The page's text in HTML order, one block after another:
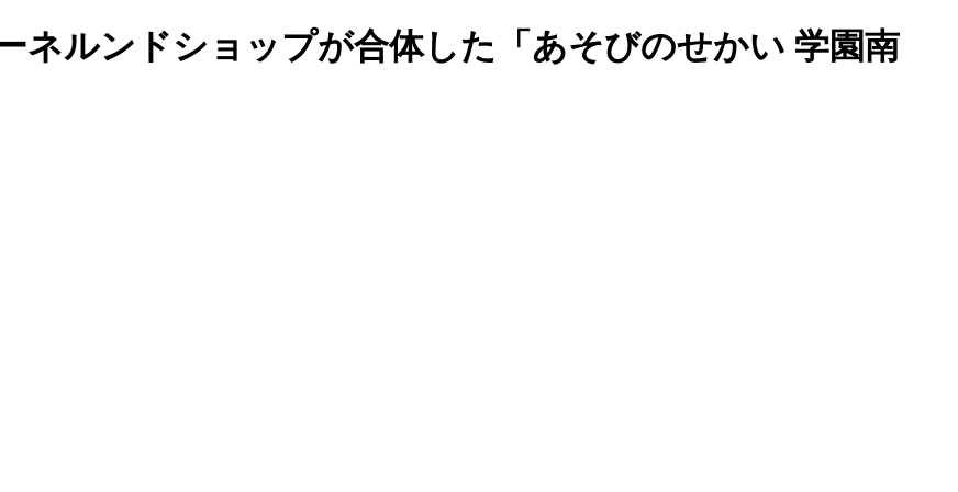
ネルンドショップが合体した「あそびのせかい 学園南